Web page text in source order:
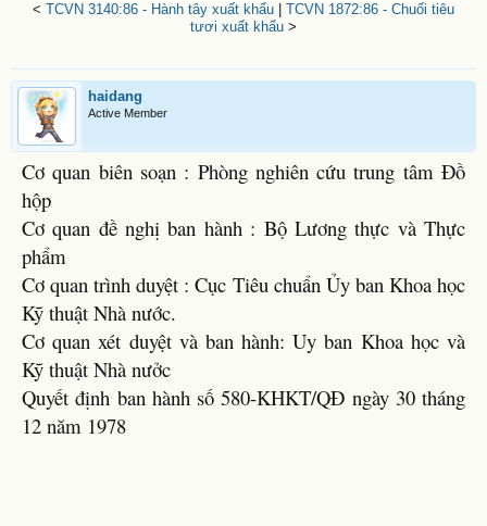
< TCVN 3140:86 - Hành tây xuất khẩu
TCVN 1872:86 - Chuối tiêu
tươi xuất khẩu >
haidang
Active Member
Cơ quan biên soạn : Phòng nghiên cứu trung tâm Đồ
hộp
Cơ quan đề nghị ban hành : Bộ Lương thực và Thực
phẩm
Cơ quan trình duyệt : Cục Tiêu chuẩn Ủy ban Khoa học
Kỹ thuật Nhà nước.
Cơ quan xét duyệt và ban hành: Uy ban Khoa học và
Kỹ thuật Nhà nưởc
Quyết định ban hành số 580-KHKT/QĐ ngày 30 tháng
12 năm 1978